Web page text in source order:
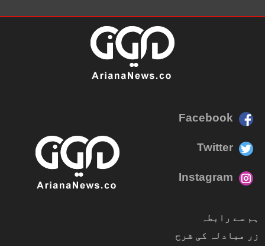
Facebook
Twitter
Instagram
ہم سے رابطہ
زر مبادلہ کی شرح